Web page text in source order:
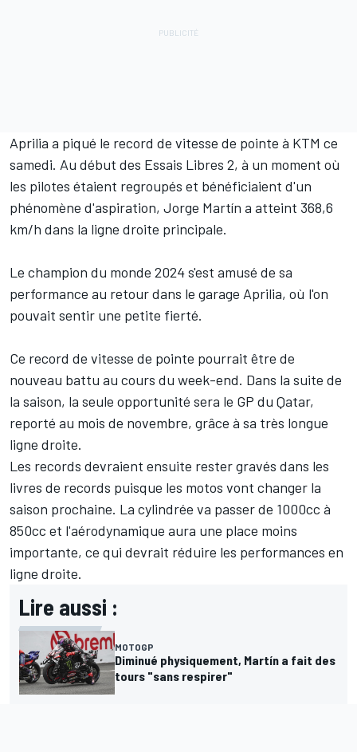
Aprilia a piqué le record de vitesse de pointe à KTM ce
samedi. Au début des Essais Libres 2, à un moment où
les pilotes étaient regroupés et bénéficiaient d'un
phénomène d'aspiration, Jorge Martín a atteint 368,6
km/h dans la ligne droite principale.
Le champion du monde 2024 s'est amusé de sa
performance au retour dans le garage Aprilia, où l'on
pouvait sentir une petite fierté.
Ce record de vitesse de pointe pourrait être de
nouveau battu au cours du week-end. Dans la suite de
la saison, la seule opportunité sera le GP du Qatar,
reporté au mois de novembre, grâce à sa très longue
ligne droite.
Les records devraient ensuite rester gravés dans les
livres de records puisque les motos vont changer la
saison prochaine. La cylindrée va passer de 1000cc à
850cc et l'aérodynamique aura une place moins
importante, ce qui devrait réduire les performances en
ligne droite.
Lire aussi :
MOTOGP
Diminué physiquement, Martín a fait des
tours "sans respirer"